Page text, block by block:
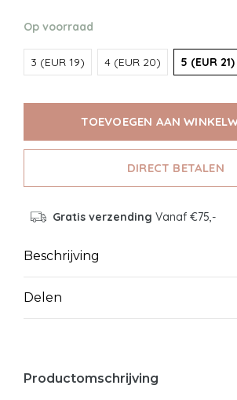
Op voorraad
3 (EUR 19) 4 (EUR 20) 5 (EUR 21)
TOEVOEGEN AAN
DIRECT BETALEN
Gratis verzending Vanaf €75,-
Beschrijving
Delen
Productomschrijving